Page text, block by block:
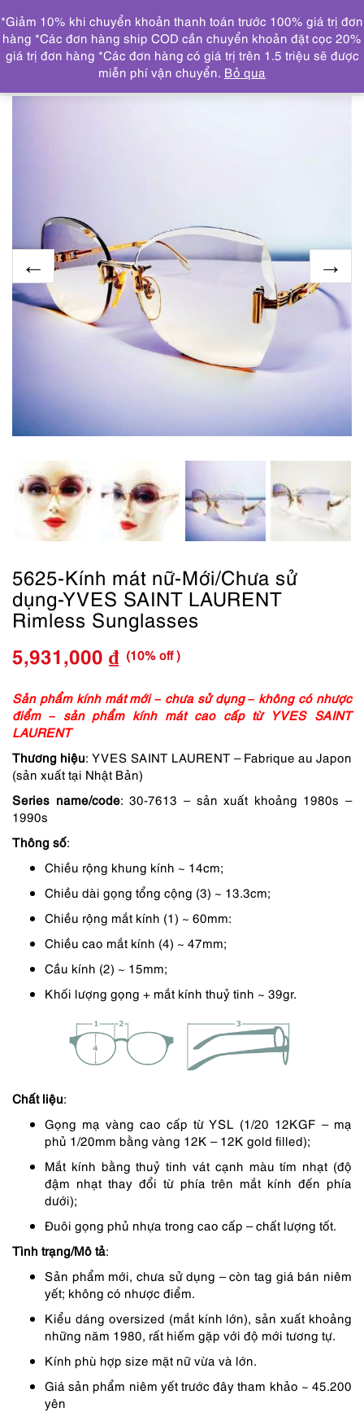
DANH MỤC
Trang chủ KÍNH MẮT
5625-Kính mát nữ-Mới/Chưa sử
dụng-YVES SAINT LAURENT Rimless Sunglasses
5625-Kính mát nữ-Mới/Chưa sử
dụng-YVES SAINT LAURENT
Rimless Sunglasses
Giá
gốc
là:
6,590,000 ₫.
5,931,000 ₫
Giá
hiện
tại
là:
5,931,000 ₫.
(10% off )
Sản phẩm kính mát mới – chưa sử dụng – không có nhược
điểm – sản phẩm kính mát cao cấp từ YVES SAINT
LAURENT
Thương hiệu: YVES SAINT LAURENT – Fabrique au Japon
(sản xuất tại Nhật Bản)
Series name/code: 30-7613 – sản xuất khoảng 1980s –
1990s
Thông số:
Chiều rộng khung kính ~ 14cm;
Chiều dài gọng tổng cộng (3) ~ 13.3cm;
Chiều rộng mắt kính (1) ~ 60mm:
Chiều cao mắt kính (4) ~ 47mm;
Cầu kính (2) ~ 15mm;
Khối lượng gọng + mắt kính thuỷ tinh ~ 39gr.
Chất liệu:
Gọng mạ vàng cao cấp từ YSL (1/20 12KGF – mạ
phủ 1/20mm bằng vàng 12K – 12K gold filled);
Mắt kính bằng thuỷ tinh vát cạnh màu tím nhạt (độ
đậm nhạt thay đổi từ phía trên mắt kính đến phía
dưới);
Đuôi gọng phủ nhựa trong cao cấp – chất lượng tốt.
Tình trạng/Mô tả:
Sản phẩm mới, chưa sử dụng – còn tag giá bán niêm
yết; không có nhược điểm.
Kiểu dáng oversized (mắt kính lớn), sản xuất khoảng
những năm 1980, rất hiếm gặp với độ mới tương tự.
Kính phù hợp size mặt nữ vừa và lớn.
Giá sản phẩm niêm yết trước đây tham khảo ~ 45.200
yên
*Giảm 10% khi chuyển khoản thanh toán trước 100% giá trị đơn
hàng *Các đơn hàng ship COD cần chuyển khoản đặt cọc 20%
giá trị đơn hàng *Các đơn hàng có giá trị trên 1.5 triệu sẽ được
miễn phí vận chuyển. Bỏ qua